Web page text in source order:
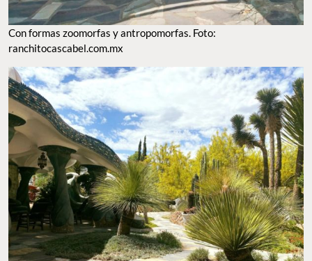
Con formas zoomorfas y antropomorfas. Foto:
ranchitocascabel.com.mx